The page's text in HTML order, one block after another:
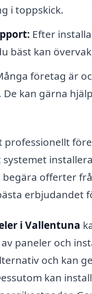
i toppskick.
Efter
bäst kan
företag är
kan gärna
professionellt
offerter
erbjudandet
i Vallentuna
paneler och
och kan
kan